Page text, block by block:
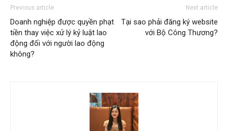
Previous article
Doanh nghiệp được quyền phạt
tiền thay việc xử lý kỷ luật lao
động đối với người lao động
không?
Next article
Tại sao phải đăng ký website
với Bộ Công Thương?